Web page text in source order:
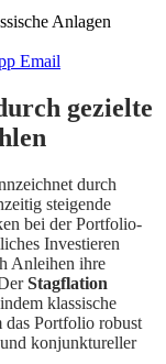
Anlagen
Email
gezielte
durch
steigende
bei der Portfolio-
Investieren
Anleihen ihre
Stagflation
klassische
das Portfolio robust
konjunktureller